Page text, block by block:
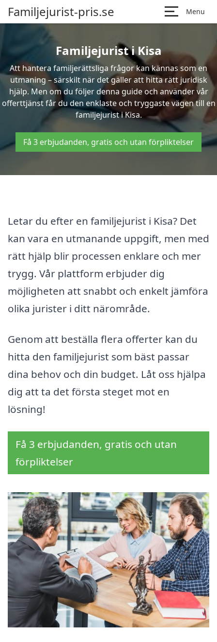
Familjejurist-pris.se Menu
Familjejurist i Kisa
Att hantera familjerättsliga frågor kan kännas som en
utmaning – särskilt när det gäller att hitta rätt juridisk
hjälp. Men om du följer denna guide och använder vår
offerttjänst får du den enklaste och tryggaste vägen till en
familjejurist i Kisa.
Få 3 erbjudanden, gratis och utan förpliktelser
Letar du efter en familjejurist i Kisa? Det
kan vara en utmanande uppgift, men med
rätt hjälp blir processen enklare och mer
trygg. Vår plattform erbjuder dig
möjligheten att snabbt och enkelt jämföra
olika jurister i ditt närområde.
Genom att beställa flera offerter kan du
hitta den familjejurist som bäst passar
dina behov och din budget. Låt oss hjälpa
dig att ta det första steget mot en
lösning!
Få 3 erbjudanden, gratis och utan
förpliktelser